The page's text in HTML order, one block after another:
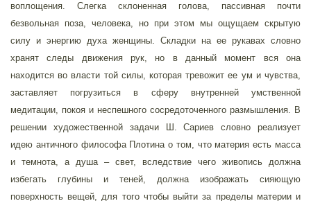
воплощения. Слегка склоненная голова, пассивная почти
безвольная поза, человека, но при этом мы ощущаем скрытую
силу и энергию духа женщины. Складки на ее рукавах словно
хранят следы движения рук, но в данный момент вся она
находится во власти той силы, которая тревожит ее ум и чувства,
заставляет погрузиться в сферу внутренней умственной
медитации, покоя и неспешного сосредоточенного размышления. В
решении художественной задачи Ш. Сариев словно реализует
идею античного философа Плотина о том, что материя есть масса
и темнота, а душа – свет, вследствие чего живопись должна
избегать глубины и теней, должна изображать сияющую
поверхность вещей, для того чтобы выйти за пределы материи и